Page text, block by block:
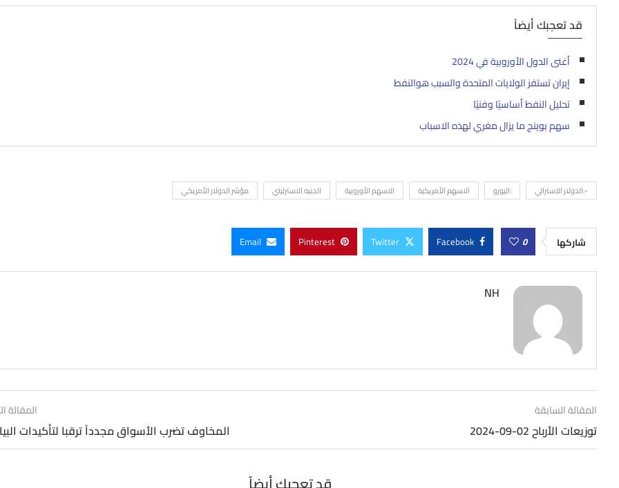
قد تعجبك أيضاً
أغنى الدول الأوروبية في 2024
إيران تستفز الولايات المتحدة والسبب هوالنفط
تحليل النفط أساسيًا وفنيًا
سهم بوينج ما يزال مغري لهذه الاسباب
-:الدولار الاسترالي :اليورو الاسهم الأمريكية الاسهم الأوروبية الجنيه الاسترليني مؤشر الدولار الأمريكي
شاركها 0
Facebook
Twitter
Pinterest
Email
NH
المقالة السابقة
توزيعات الأرباح 02-09-2024
المقالة
المخاوف تضرب الأسواق مجدداً ترقبا لتأكيدات